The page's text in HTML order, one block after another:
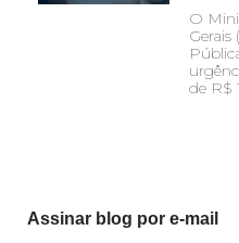
O
de R$
Assinar blog por e-mail